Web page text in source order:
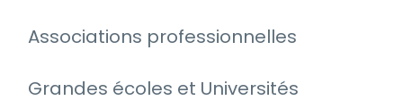
Associations professionnelles
Grandes écoles et Universités